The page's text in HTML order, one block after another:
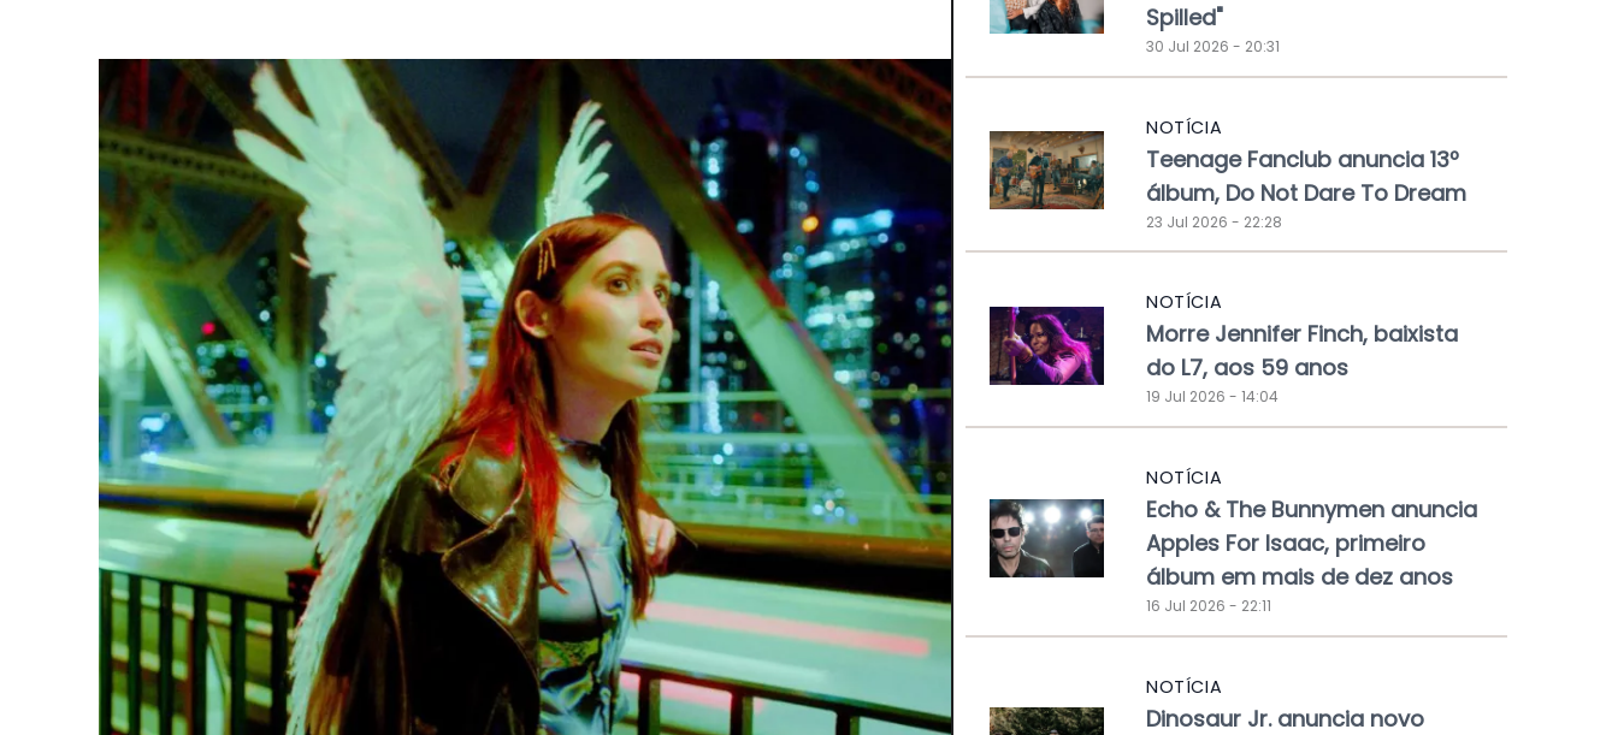
Spilled"
30 Jul 2026 - 20:31
NOTÍCIA
Teenage Fanclub anuncia 13º
álbum, Do Not Dare To Dream
23 Jul 2026 - 22:28
NOTÍCIA
Morre Jennifer Finch, baixista
do L7, aos 59 anos
19 Jul 2026 - 14:04
NOTÍCIA
Echo & The Bunnymen anuncia
Apples For Isaac, primeiro
álbum em mais de dez anos
16 Jul 2026 - 22:11
NOTÍCIA
Dinosaur Jr. anuncia novo